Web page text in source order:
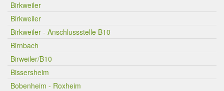
Birkweiler
Birkweiler
Birkweiler - Anschlussstelle B10
Birnbach
Birweiler/B10
Bissersheim
Bobenheim - Roxheim